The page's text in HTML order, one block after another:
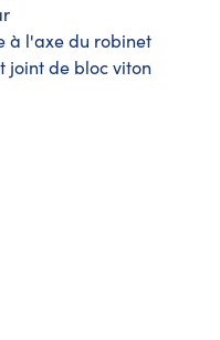
à l'axe du robinet
joint de bloc viton